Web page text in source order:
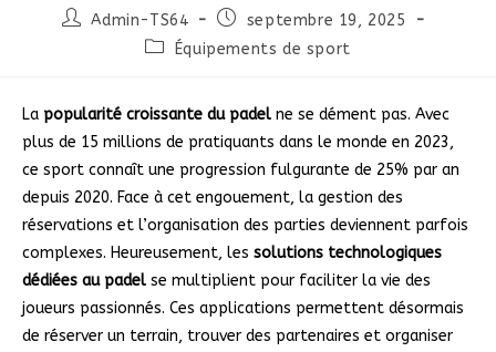
Auteur/autrice
Admin-TS64
Publication
septembre 19, 2025
PostÉquipements de sport
La popularité croissante du padel ne se dément pas. Avec
plus de 15 millions de pratiquants dans le monde en 2023,
ce sport connaît une progression fulgurante de 25% par an
depuis 2020. Face à cet engouement, la gestion des
réservations et l’organisation des parties deviennent parfois
complexes. Heureusement, les solutions technologiques
dédiées au padel se multiplient pour faciliter la vie des
joueurs passionnés. Ces applications permettent désormais
de réserver un terrain, trouver des partenaires et organiser